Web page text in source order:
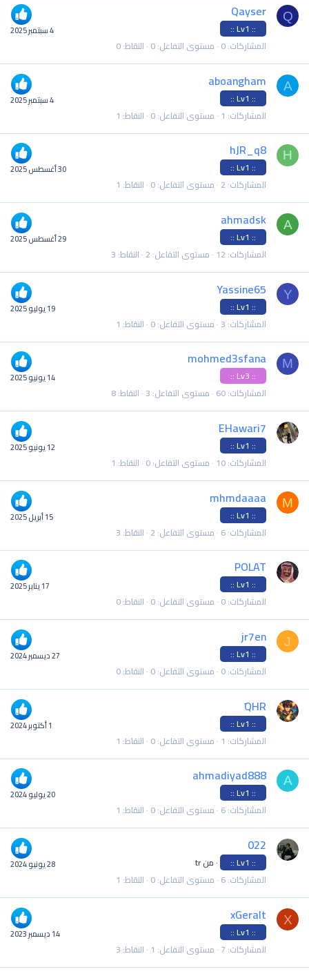
Q
4 سبتمبر 2025
Qayser
:: Lv1 ::
المشاركات 0 مستوى التفاعل 0 النقاط 0
A
4 سبتمبر 2025
aboangham
:: Lv1 ::
المشاركات 1 مستوى التفاعل 0 النقاط 1
H
30 أغسطس 2025
hJR_q8
:: Lv1 ::
المشاركات 2 مستوى التفاعل 0 النقاط 1
A
29 أغسطس 2025
ahmadsk
:: Lv1 ::
المشاركات 12 مستوى التفاعل 2 النقاط 3
Y
19 يوليو 2025
Yassine65
:: Lv1 ::
المشاركات 3 مستوى التفاعل 0 النقاط 1
M
14 يونيو 2025
mohmed3sfana
:: Lv3 ::
المشاركات 60 مستوى التفاعل 3 النقاط 8
12 يونيو 2025
EHawari7
:: Lv1 ::
المشاركات 10 مستوى التفاعل 0 النقاط 1
M
15 أبريل 2025
mhmdaaaa
:: Lv1 ::
المشاركات 6 مستوى التفاعل 2 النقاط 3
17 يناير 2025
POLAT
:: Lv1 ::
المشاركات 0 مستوى التفاعل 0 النقاط 0
J
27 ديسمبر 2024
jr7en
:: Lv1 ::
المشاركات 0 مستوى التفاعل 0 النقاط 0
1 أكتوبر 2024
َQHR
:: Lv1 ::
المشاركات 1 مستوى التفاعل 0 النقاط 1
A
20 يوليو 2024
ahmadiyad888
:: Lv1 ::
المشاركات 6 مستوى التفاعل 0 النقاط 1
28 يونيو 2024
022
:: Lv1 ::
·منtr
المشاركات 6 مستوى التفاعل 0 النقاط 1
X
14 ديسمبر 2023
xGeralt
:: Lv1 ::
المشاركات 7 مستوى التفاعل 1 النقاط 3